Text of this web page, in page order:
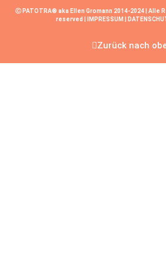
Ⓒ PATOTRA® aka Ellen Gromann 2014-2024 | Alle
reserved |
IMPRESSUM
Zurück nach